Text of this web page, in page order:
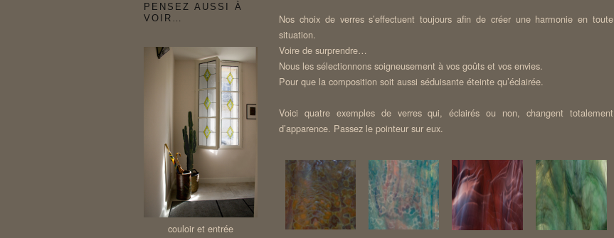
PENSEZ AUSSI À
VOIR…
couloir et entrée
Nos choix de verres s’effectuent toujours afin de créer une harmonie en toute
situation.
Voire de surprendre…
Nous les sélectionnons soigneusement à vos goûts et vos envies.
Pour que la composition soit aussi séduisante éteinte qu’éclairée.
Voici quatre exemples de verres qui, éclairés ou non, changent totalement
d’apparence. Passez le pointeur sur eux.